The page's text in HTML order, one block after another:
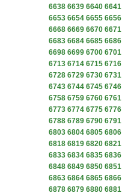
6638 6639 6640 6641
6653 6654 6655 6656
6668 6669 6670 6671
6683 6684 6685 6686
6698 6699 6700 6701
6713 6714 6715 6716
6728 6729 6730 6731
6743 6744 6745 6746
6758 6759 6760 6761
6773 6774 6775 6776
6788 6789 6790 6791
6803 6804 6805 6806
6818 6819 6820 6821
6833 6834 6835 6836
6848 6849 6850 6851
6863 6864 6865 6866
6878 6879 6880 6881